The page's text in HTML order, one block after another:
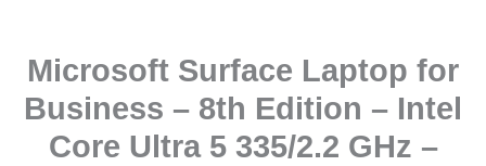
Microsoft Surface Laptop for
Business – 8th Edition – Intel
Core Ultra 5 335/2.2 GHz –